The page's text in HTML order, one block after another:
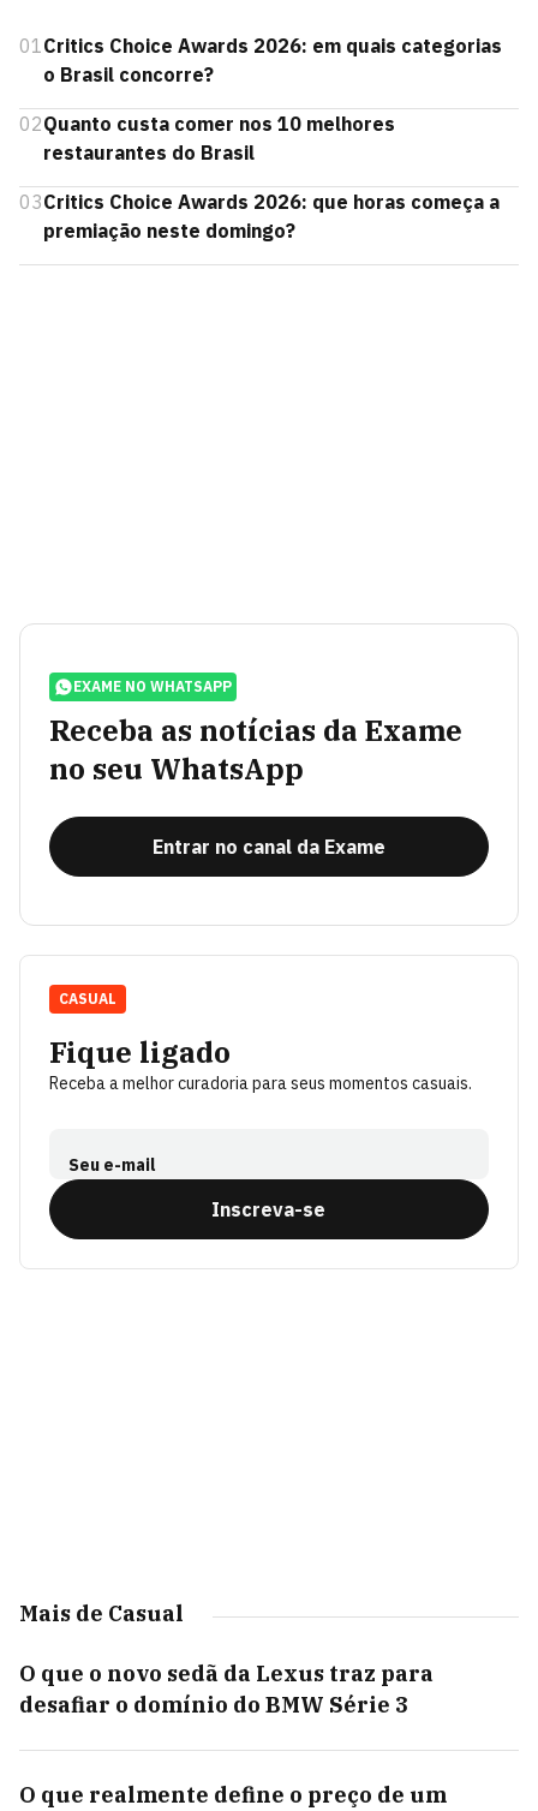
01Critics Choice Awards 2026: em quais categorias
o Brasil concorre?
02Quanto custa comer nos 10 melhores
restaurantes do Brasil
03Critics Choice Awards 2026: que horas começa a
premiação neste domingo?
EXAME NO WHATSAPP
Receba as notícias da Exame
no seu WhatsApp
Entrar no canal da Exame
Fique ligado
Receba a melhor curadoria para seus momentos casuais.
Seu e-mail
Inscreva-se
CASUAL
Mais de Casual
O que o novo sedã da Lexus traz para
desafiar o domínio do BMW Série 3
O que realmente define o preço de um